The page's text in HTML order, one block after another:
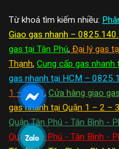
Từ khoá tìm kiếm nhiều:
Giao gas nhanh –
gas tại Tân Phú, Đại lý gas
Thạnh, Cung cấp gas
gas nhanh tại HCM –
1 – 2 – 3,Cửa hàng giao
gas nhanh tại Quận 1 – 2 – 3
Quận Tân Phú - Tân Bình -
Quận Tân Phú - Tân Bình -